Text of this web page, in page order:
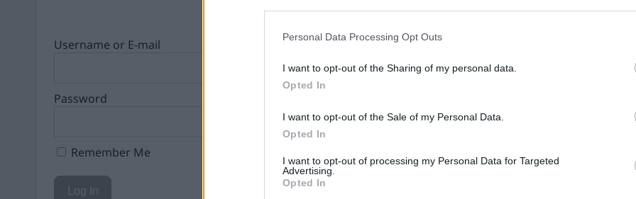
Personal Data Processing Opt Outs
I want to opt-out of the Sharing of my personal data.
Opted In
I want to opt-out of the Sale of my Personal Data.
Opted In
I want to opt-out of processing my Personal Data for Targeted
Advertising.
Opted In
Username or E-mail
Password
Remember Me
Advokat
Börje R
Donald Trump